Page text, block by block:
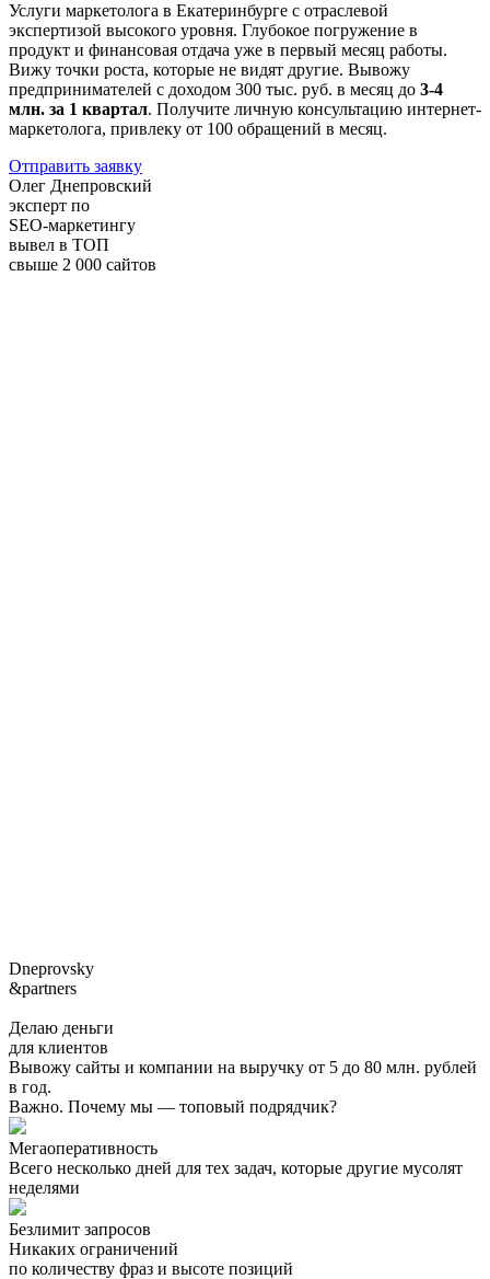
Услуги маркетолога в Екатеринбурге с отраслевой
экспертизой высокого уровня. Глубокое погружение в
продукт и финансовая отдача уже в первый месяц работы.
Вижу точки роста, которые не видят другие. Вывожу
предпринимателей с доходом 300 тыс. руб. в месяц до 3-4
млн. за 1 квартал. Получите личную консультацию интернет-
маркетолога, привлеку от 100 обращений в месяц.
Отправить заявку
Олег Днепровский
эксперт по
SEO-маркетингу
вывел в ТОП
свыше 2 000 сайтов
Dneprovsky
&partners
Делаю деньги
для клиентов
Вывожу сайты и компании на выручку от 5 до 80 млн. рублей
в год.
Важно. Почему мы — топовый подрядчик?
Мегаоперативность
Всего несколько дней для тех задач, которые другие мусолят
неделями
Безлимит запросов
Никаких ограничений
по количеству фраз и высоте позиций